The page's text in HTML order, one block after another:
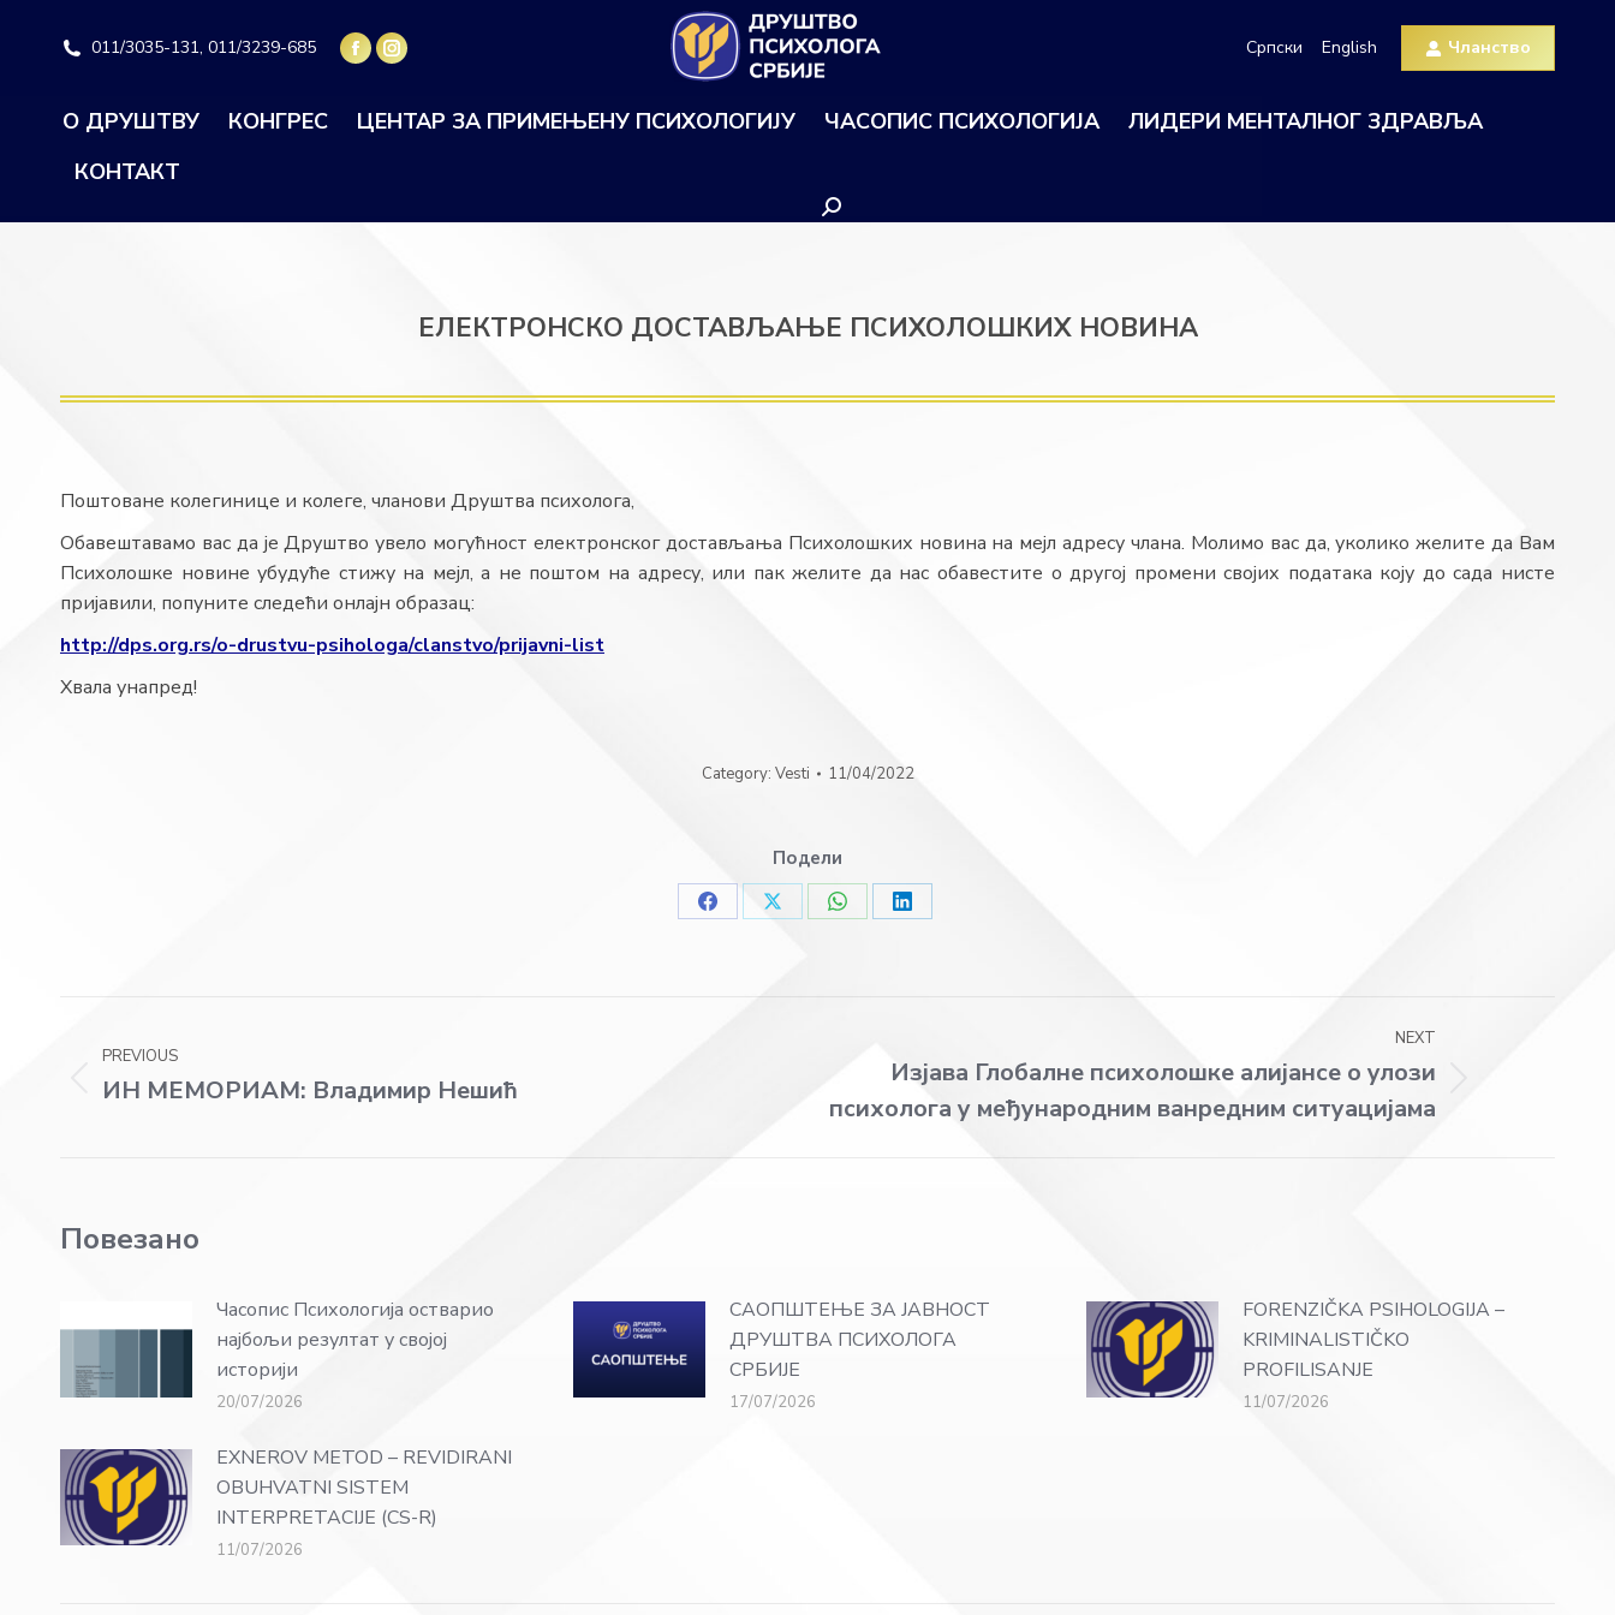
011/3035-131, 011/3239-685 Српски English Чланство
О ДРУШТВУ КОНГРЕС ЦЕНТАР ЗА ПРИМЕЊЕНУ ПСИХОЛОГИЈУ ЧАСОПИС ПСИХОЛОГИЈА
ЛИДЕРИ МЕНТАЛНОГ ЗДРАВЉА
КОНТАКТ
Search:
ЕЛЕКТРОНСКО ДОСТАВЉАЊЕ ПСИХОЛОШКИХ НОВИНА
Поштоване колегинице и колеге, чланови Друштва психолога,
Обавештавамо вас да је Друштво увело могућност електронског достављања Психолошких новина на мејл адресу члана. Молимо вас да, уколико желите да Вам
Психолошке новине убудуће стижу на мејл, а не поштом на адресу, или пак желите да нас обавестите о другој промени својих података коју до сада нисте
пријавили, попуните следећи онлајн образац:
http://dps.org.rs/o-drustvu-psihologa/clanstvo/prijavni-list
Хвала унапред!
Category: Vesti 11/04/2022
Подели
Share
Facebook
Share
X
Share
Share
navigation
PREVIOUS
Previous
ИН МЕМОРИАМ: Владимир Нешић
NEXT
post:
Изјава Глобалне психолошке алијансе о улози
психолога у међународним ванредним ситуацијама
Повезано
Часопис Психологија остварио
најбољи резултат у својој
историји
20/07/2026
САОПШТЕЊЕ ЗА ЈАВНОСТ
ДРУШТВА ПСИХОЛОГА
СРБИЈЕ
17/07/2026
FORENZIČKA PSIHOLOGIJA –
KRIMINALISTIČKO
PROFILISANJE
11/07/2026
EXNEROV METOD – REVIDIRANI
OBUHVATNI SISTEM
INTERPRETACIJE (CS-R)
11/07/2026